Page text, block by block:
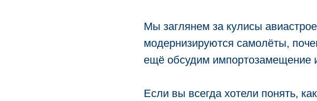
Мы заглянем за кулисы
модернизируются самолёты,
ещё обсудим импортозамещение
Если вы всегда хотели понять,